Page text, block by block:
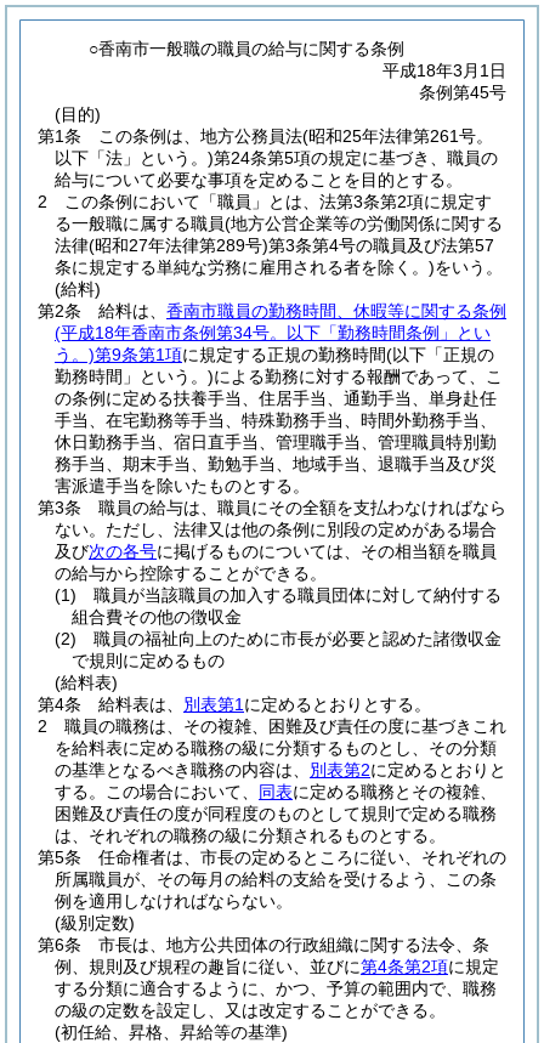
○香南市一般職の職員の給与に関する条例
平成18年3月1日
条例第45号
(目的)
第1条
この条例は、地方公務員法(昭和25年法律第261号。
以下「法」という。)第24条第5項の規定に基づき、職員の
給与について必要な事項を定めることを目的とする。
2
この条例において「職員」とは、法第3条第2項に規定す
る一般職に属する職員(地方公営企業等の労働関係に関する
法律(昭和27年法律第289号)第3条第4号の職員及び法第57
条に規定する単純な労務に雇用される者を除く。)をいう。
(給料)
第2条
給料は、 香南市職員の勤務時間、休暇等に関する条例
(平成18年香南市条例第34号。以下「勤務時間条例」とい
う。)第9条第1項に規定する正規の勤務時間(以下「正規の
勤務時間」という。)による勤務に対する報酬であって、こ
の条例に定める扶養手当、住居手当、通勤手当、単身赴任
手当、在宅勤務等手当、特殊勤務手当、時間外勤務手当、
休日勤務手当、宿日直手当、管理職手当、管理職員特別勤
務手当、期末手当、勤勉手当、地域手当、退職手当及び災
害派遣手当を除いたものとする。
第3条
職員の給与は、職員にその全額を支払わなければなら
ない。 ただし、法律又は他の条例に別段の定めがある場合
及び次の各号に掲げるものについては、その相当額を職員
の給与から控除することができる。
(1)
職員が当該職員の加入する職員団体に対して納付する
組合費その他の徴収金
(2)
職員の福祉向上のために市長が必要と認めた諸徴収金
で規則に定めるもの
(給料表)
第4条
給料表は、 別表第1 に定めるとおりとする。
2
職員の職務は、その複雑、困難及び責任の度に基づきこれ
を給料表に定める職務の級に分類するものとし、その分類
の基準となるべき職務の内容は、 別表第2に定めるとおりと
する。
この場合において、 同表に定める職務とその複雑、
困難及び責任の度が同程度のものとして規則で定める職務
は、それぞれの職務の級に分類されるものとする。
第5条
任命権者は、市長の定めるところに従い、それぞれの
所属職員が、その毎月の給料の支給を受けるよう、この条
例を適用しなければならない。
(級別定数)
第6条
市長は、地方公共団体の行政組織に関する法令、条
例、規則及び規程の趣旨に従い、並びに第4条第2項に規定
する分類に適合するように、かつ、予算の範囲内で、職務
の級の定数を設定し、又は改定することができる。
(初任給、昇格、昇給等の基準)